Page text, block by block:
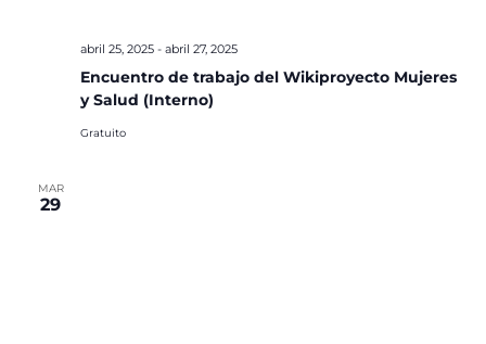
Encuentro de trabajo del Wikiproyecto Mujeres
y Salud (Interno)
abril 25, 2025- abril 27, 2025
Gratuito
MAR
29